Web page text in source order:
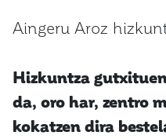
Aingeru Aroz
Hizkuntza
da, oro har, zentro
kokatzen dira